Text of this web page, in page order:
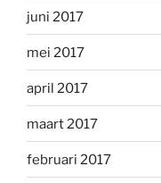
juni 2017
mei 2017
april 2017
maart 2017
februari 2017